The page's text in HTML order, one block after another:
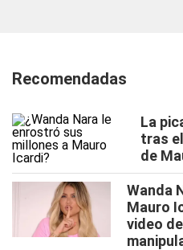
Recomendadas
La
tras
de
Wanda
Mauro
video